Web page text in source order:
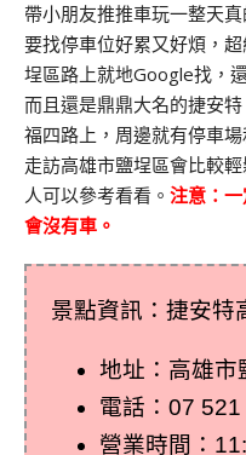
帶小朋友推推車玩一整天
要找停車位好累又好煩，
埕區路上就地Google找，
而且還是鼎鼎大名的捷安
福四路上，周邊就有停車
走訪高雄市鹽埕區會比較
人可以參考看看。 注意：
會沒有車。
景點資訊：捷安特
地址：高雄市
電話： 07 521
營業時間：